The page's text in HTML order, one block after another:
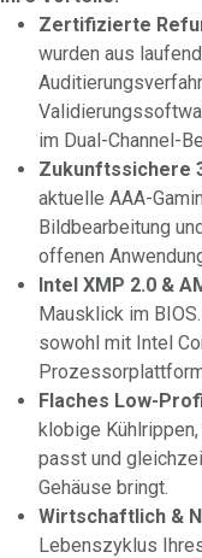
Zertifizierte
wurden aus
im Dual-Channel-
Zukunftssichere
aktuelle AAA-
Bildbearbeitung
offenen
Intel XMP 2.0 &
Mausklick im
sowohl mit Intel
Flaches Low-
klobige
passt und
Gehäuse bringt.
Wirtschaftlich &
Lebenszyklus